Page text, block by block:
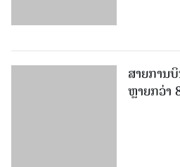
ສາຍການ
ຫຼາຍກວ່າ